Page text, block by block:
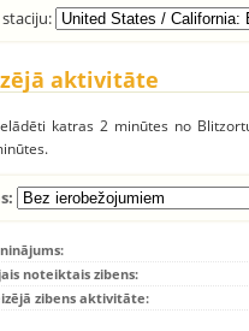
aktivitāte
katras 2 minūtes no
noteiktais zibens:
zibens aktivitāte: